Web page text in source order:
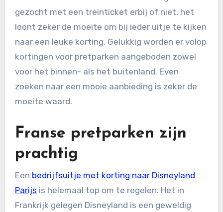
gezocht met een treinticket erbij of niet, het
loont zeker de moeite om bij ieder uitje te kijken
naar een leuke korting. Gelukkig worden er volop
kortingen voor pretparken aangeboden zowel
voor het binnen- als het buitenland. Even
zoeken naar een mooie aanbieding is zeker de
moeite waard.
Franse pretparken zijn
prachtig
Een bedrijfsuitje met korting naar Disneyland
Parijs is helemaal top om te regelen. Het in
Frankrijk gelegen Disneyland is een geweldig